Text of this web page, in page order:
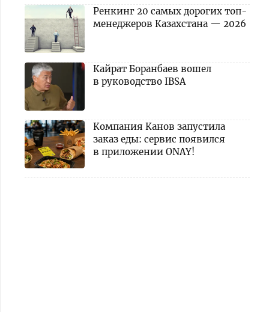
Ренкинг 20 самых дорогих топ-
менеджеров Казахстана — 2026
Кайрат Боранбаев вошел
в руководство IBSA
Компания Канов запустила
заказ еды: сервис появился
в приложении ONAY!